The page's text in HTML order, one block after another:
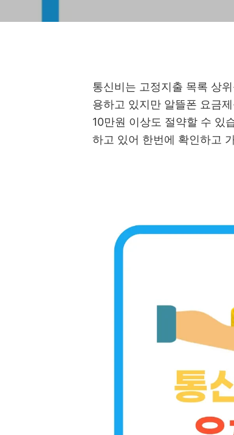
통신비는 고정지출 목록 상
용하고 있지만 알뜰폰 요금
10만원 이상도 절약할 수 있
하고 있어 한번에 확인하고